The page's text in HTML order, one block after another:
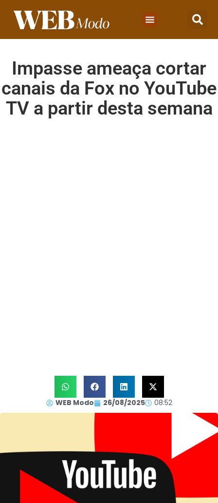
Impasse ameaça cortar
canais da Fox no YouTube
TV a partir desta semana
WEB Modo 26/08/2025 08:52